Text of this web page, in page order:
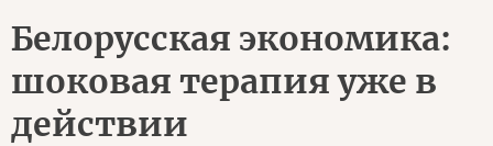
Белорусская экономика:
шоковая терапия уже в
действии